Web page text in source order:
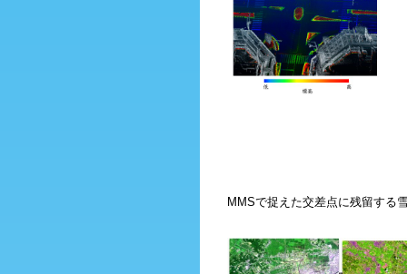
MMSで捉えた交差点に残留する